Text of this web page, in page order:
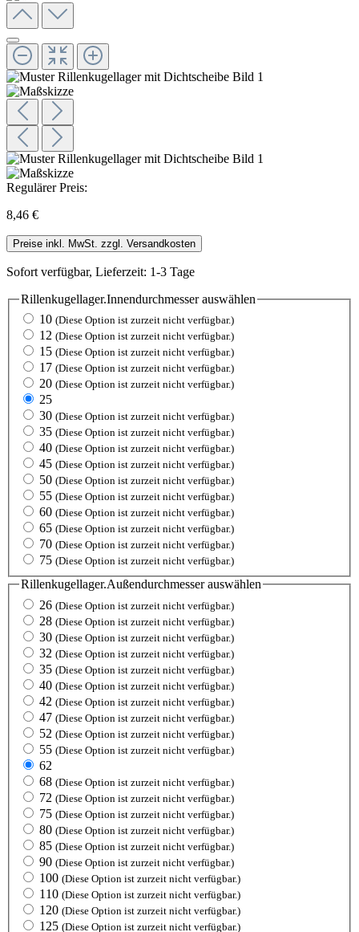
Regulärer Preis:
8,46 €
Preise inkl. MwSt. zzgl. Versandkosten
Sofort verfügbar, Lieferzeit: 1-3 Tage
Rillenkugellager.Innendurchmesserauswählen
10 (Diese Option ist zurzeit nicht verfügbar.)
12 (Diese Option ist zurzeit nicht verfügbar.)
15 (Diese Option ist zurzeit nicht verfügbar.)
17 (Diese Option ist zurzeit nicht verfügbar.)
20 (Diese Option ist zurzeit nicht verfügbar.)
25
30 (Diese Option ist zurzeit nicht verfügbar.)
35 (Diese Option ist zurzeit nicht verfügbar.)
40 (Diese Option ist zurzeit nicht verfügbar.)
45 (Diese Option ist zurzeit nicht verfügbar.)
50 (Diese Option ist zurzeit nicht verfügbar.)
55 (Diese Option ist zurzeit nicht verfügbar.)
60 (Diese Option ist zurzeit nicht verfügbar.)
65 (Diese Option ist zurzeit nicht verfügbar.)
70 (Diese Option ist zurzeit nicht verfügbar.)
75 (Diese Option ist zurzeit nicht verfügbar.)
Rillenkugellager.Außendurchmesserauswählen
26 (Diese Option ist zurzeit nicht verfügbar.)
28 (Diese Option ist zurzeit nicht verfügbar.)
30 (Diese Option ist zurzeit nicht verfügbar.)
32 (Diese Option ist zurzeit nicht verfügbar.)
35 (Diese Option ist zurzeit nicht verfügbar.)
40 (Diese Option ist zurzeit nicht verfügbar.)
42 (Diese Option ist zurzeit nicht verfügbar.)
47 (Diese Option ist zurzeit nicht verfügbar.)
52 (Diese Option ist zurzeit nicht verfügbar.)
55 (Diese Option ist zurzeit nicht verfügbar.)
62
68 (Diese Option ist zurzeit nicht verfügbar.)
72 (Diese Option ist zurzeit nicht verfügbar.)
75 (Diese Option ist zurzeit nicht verfügbar.)
80 (Diese Option ist zurzeit nicht verfügbar.)
85 (Diese Option ist zurzeit nicht verfügbar.)
90 (Diese Option ist zurzeit nicht verfügbar.)
100 (Diese Option ist zurzeit nicht verfügbar.)
110 (Diese Option ist zurzeit nicht verfügbar.)
120 (Diese Option ist zurzeit nicht verfügbar.)
125 (Diese Option ist zurzeit nicht verfügbar.)